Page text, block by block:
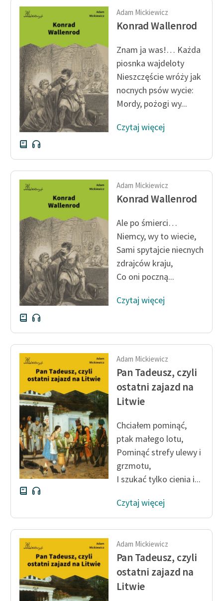
Adam Mickiewicz
Konrad Wallenrod
Znam ja was!… Każda
piosnka wajdeloty
Nieszczęście wróży jak
nocnych psów wycie:
Mordy, pożogi wy...
Czytaj więcej
Adam Mickiewicz
Konrad Wallenrod
Ale po śmierci…
Niemcy, wy to wiecie,
Sami spytajcie niecnych
zdrajców kraju,
Co oni poczną...
Czytaj więcej
Adam Mickiewicz
Pan Tadeusz, czyli
ostatni zajazd na
Litwie
Chciałem pominąć,
ptak małego lotu,
Pominąć strefy ulewy i
grzmotu,
I szukać tylko cienia i...
Czytaj więcej
Adam Mickiewicz
Pan Tadeusz, czyli
ostatni zajazd na
Litwie